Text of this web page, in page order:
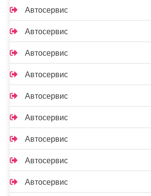
Автосервис
Автосервис
Автосервис
Автосервис
Автосервис
Автосервис
Автосервис
Автосервис
Автосервис